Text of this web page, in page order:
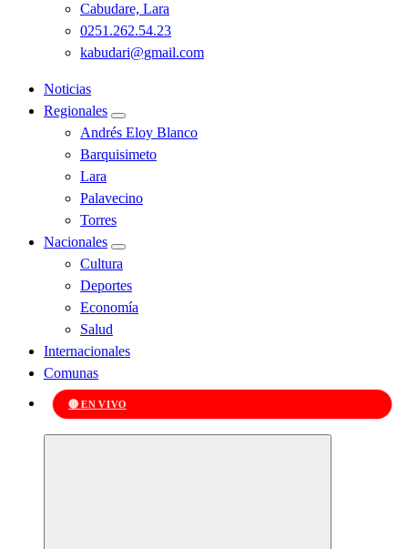
Cabudare, Lara
0251.262.54.23
kabudari@gmail.com
Noticias
Regionales
Andrés Eloy Blanco
Barquisimeto
Lara
Palavecino
Torres
Nacionales
Cultura
Deportes
Economía
Salud
Internacionales
Comunas
🔴 EN VIVO